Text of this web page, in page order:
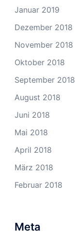
Januar 2019
Dezember 2018
November 2018
Oktober 2018
September 2018
August 2018
Juni 2018
Mai 2018
April 2018
März 2018
Februar 2018
Meta